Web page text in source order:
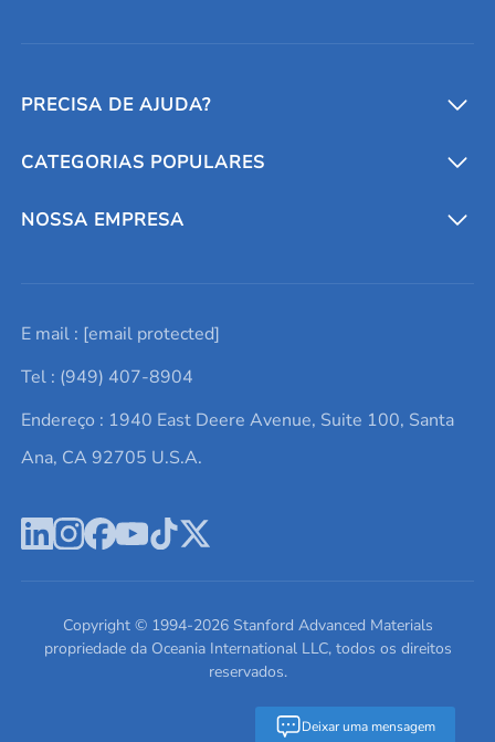
Deixar uma mensagem
PRECISA DE AJUDA?
Conversores e calculadoras
Entre em contato conosco
Lista de consultas
Termos e Condições
Política de Privacidade
CATEGORIAS POPULARES
Metais refratários
Elementos de terras raras
Alvos de pulverização catódica
Ácido hialurônico
NOSSA EMPRESA
Promoções atuais
Notícias e blogs
Estudos de caso
Escreva para nós
E mail : [email protected]
Tel : (949) 407-8904
Endereço : 1940 East Deere Avenue, Suite 100, Santa
Ana, CA 92705 U.S.A.
Copyright © 1994-2026Stanford Advanced Materials
propriedade da Oceania International LLC, todos os direitos
reservados.